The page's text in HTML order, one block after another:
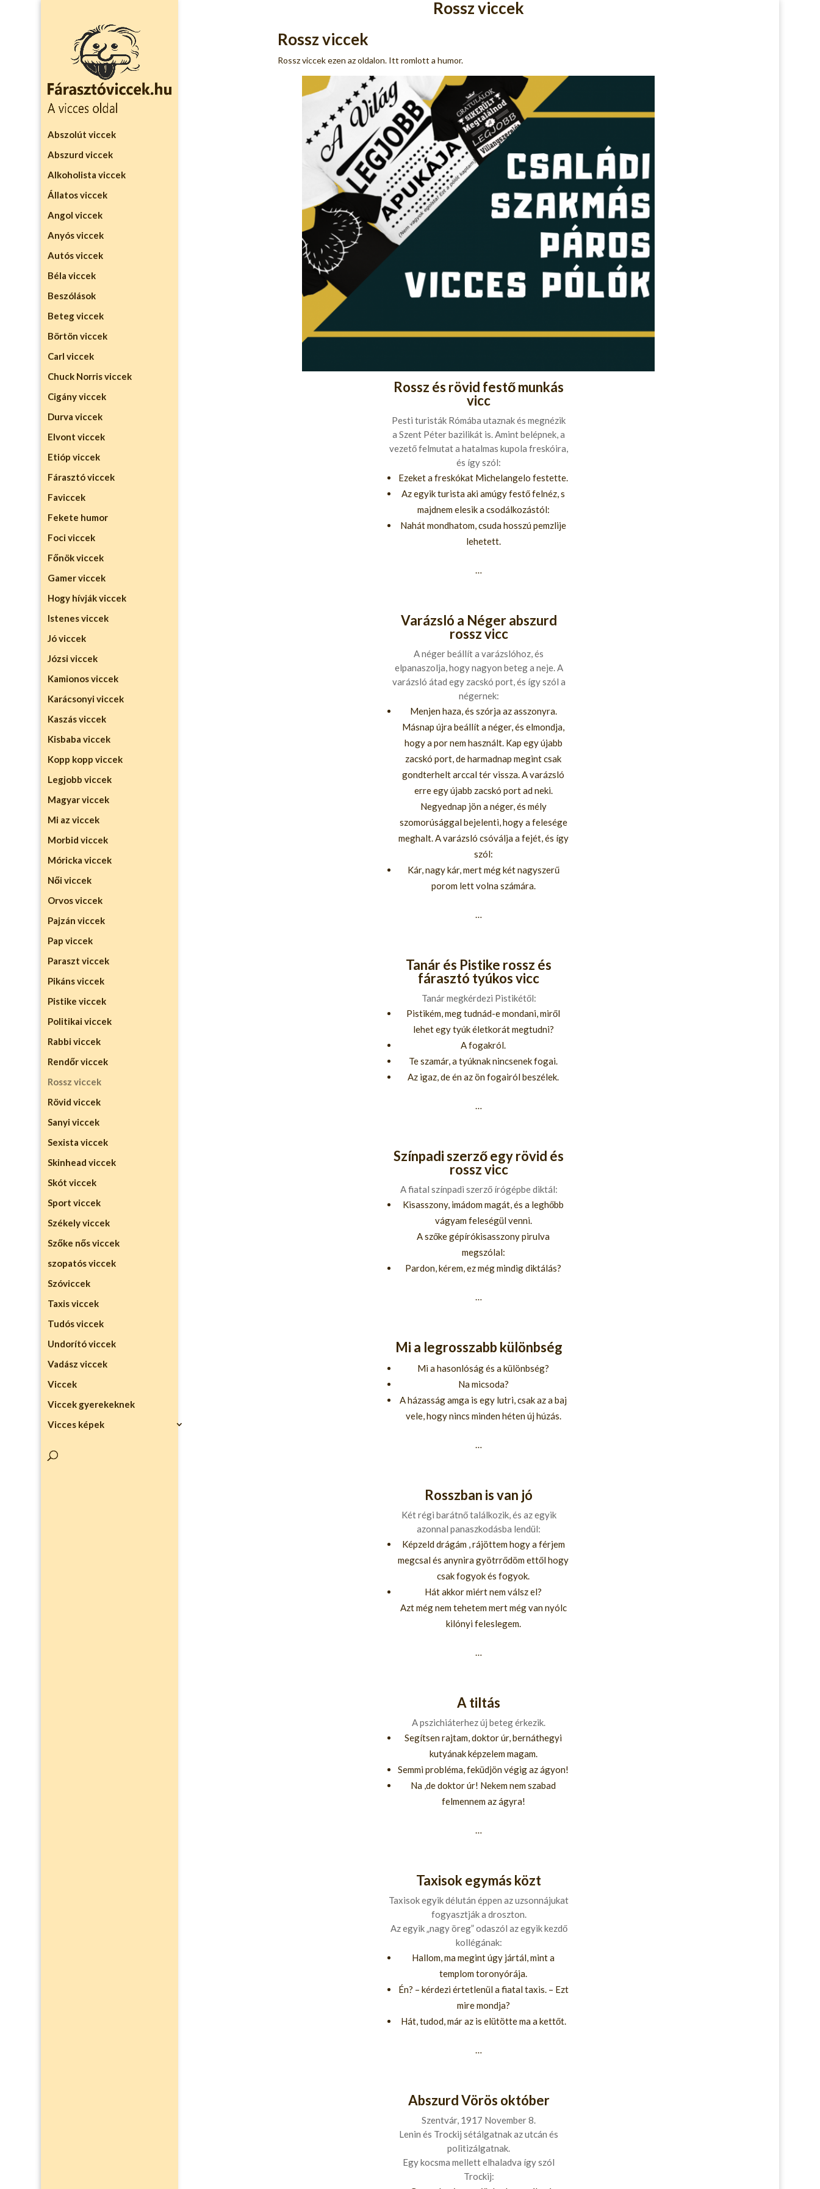
Abszolút viccek
Abszurd viccek
Alkoholista viccek
Állatos viccek
Angol viccek
Anyós viccek
Autós viccek
Béla viccek
Beszólások
Beteg viccek
Börtön viccek
Carl viccek
Chuck Norris viccek
Cigány viccek
Durva viccek
Elvont viccek
Etióp viccek
Fárasztó viccek
Faviccek
Fekete humor
Foci viccek
Főnök viccek
Gamer viccek
Hogy hívják viccek
Istenes viccek
Jó viccek
Józsi viccek
Kamionos viccek
Karácsonyi viccek
Kaszás viccek
Kisbaba viccek
Kopp kopp viccek
Legjobb viccek
Magyar viccek
Mi az viccek
Morbid viccek
Móricka viccek
Női viccek
Orvos viccek
Pajzán viccek
Pap viccek
Paraszt viccek
Pikáns viccek
Pistike viccek
Politikai viccek
Rabbi viccek
Rendőr viccek
Rossz viccek
Rövid viccek
Sanyi viccek
Sexista viccek
Skinhead viccek
Skót viccek
Sport viccek
Székely viccek
Szőke nős viccek
szopatós viccek
Szóviccek
Taxis viccek
Tudós viccek
Undorító viccek
Vadász viccek
Viccek
Viccek gyerekeknek
Vicces képek
Rossz viccek
Rossz viccek
Rossz viccek ezen az oldalon. Itt romlott a humor.
Rossz és rövid festő munkás
vicc
Pesti turisták Rómába utaznak és megnézik
a Szent Péter bazilikát is. Amint belépnek, a
vezető felmutat a hatalmas kupola freskóira,
és így szól:
Ezeket a freskókat Michelangelo festette.
Az egyik turista aki amúgy festő felnéz, s
majdnem elesik a csodálkozástól:
Nahát mondhatom, csuda hosszú pemzlije
lehetett.
…
Varázsló a Néger abszurd
rossz vicc
A néger beállít a varázslóhoz, és
elpanaszolja, hogy nagyon beteg a neje. A
varázsló átad egy zacskó port, és így szól a
négernek:
Menjen haza, és szórja az asszonyra.
Másnap újra beállít a néger, és elmondja,
hogy a por nem használt. Kap egy újabb
zacskó port, de harmadnap megint csak
gondterhelt arccal tér vissza. A varázsló
erre egy újabb zacskó port ad neki.
Negyednap jön a néger, és mély
szomorúsággal bejelenti, hogy a felesége
meghalt. A varázsló csóválja a fejét, és így
szól:
Kár, nagy kár, mert még két nagyszerű
porom lett volna számára.
…
Tanár és Pistike rossz és
fárasztó tyúkos vicc
Tanár megkérdezi Pistikétől:
Pistikém, meg tudnád-e mondani, miről
lehet egy tyúk életkorát megtudni?
A fogakról.
Te szamár, a tyúknak nincsenek fogai.
Az igaz, de én az ön fogairól beszélek.
…
Színpadi szerző egy rövid és
rossz vicc
A fiatal színpadi szerző írógépbe diktál:
Kisasszony, imádom magát, és a leghőbb
vágyam feleségül venni.
A szőke gépírókisasszony pirulva
megszólal:
Pardon, kérem, ez még mindig diktálás?
…
Mi a legrosszabb különbség
Mi a hasonlóság és a különbség?
Na micsoda?
A házasság amga is egy lutri, csak az a baj
vele, hogy nincs minden héten új húzás.
…
Rosszban is van jó
Két régi barátnő találkozik, és az egyik
azonnal panaszkodásba lendül:
Képzeld drágám , rájöttem hogy a férjem
megcsal és anynira gyötrrődöm ettől hogy
csak fogyok és fogyok.
Hát akkor miért nem válsz el?
Azt még nem tehetem mert még van nyólc
kilónyi feleslegem.
…
A tiltás
A pszichiáterhez új beteg érkezik.
Segítsen rajtam, doktor úr, bernáthegyi
kutyának képzelem magam.
Semmi probléma, feküdjön végig az ágyon!
Na ,de doktor úr! Nekem nem szabad
felmennem az ágyra!
…
Taxisok egymás közt
Taxisok egyik délután éppen az uzsonnájukat
fogyasztják a droszton.
Az egyik „nagy öreg” odaszól az egyik kezdő
kollégának:
Hallom, ma megint úgy jártál, mint a
templom toronyórája.
Én? – kérdezi értetlenül a fiatal taxis. – Ezt
mire mondja?
Hát, tudod, már az is elütötte ma a kettőt.
…
Abszurd Vörös október
Szentvár, 1917 November 8.
Lenin és Trockij sétálgatnak az utcán és
politizálgatnak.
Egy kocsma mellett elhaladva így szól
Trockij: